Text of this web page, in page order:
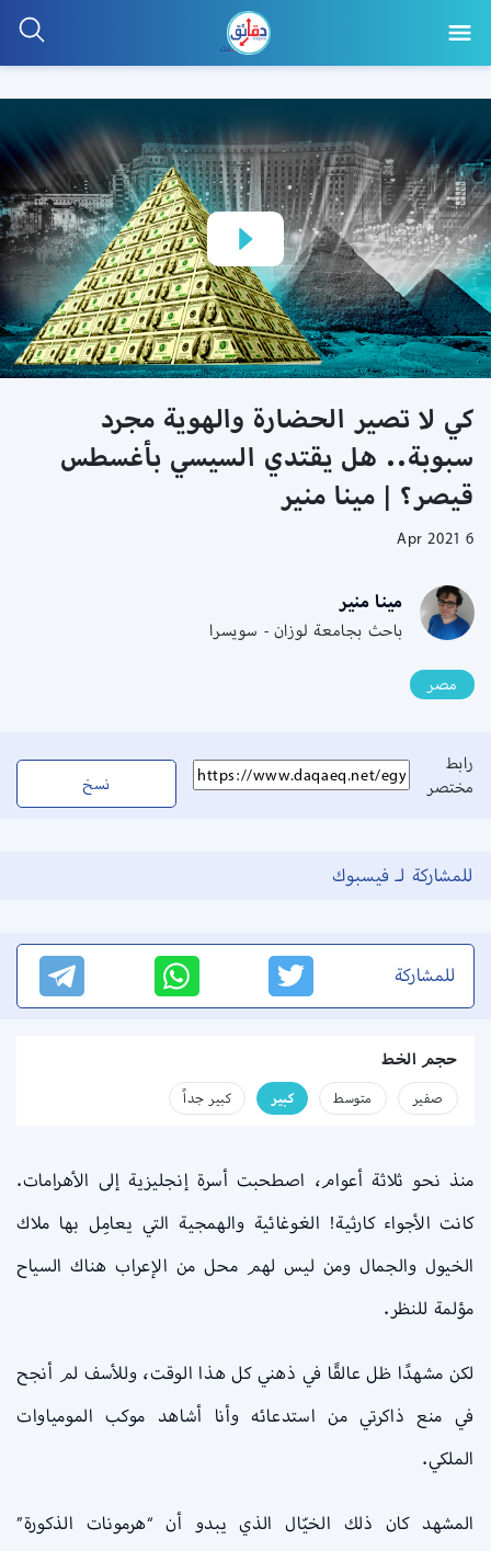
كي لا تصير الحضارة والهوية مجرد
سبوبة.. هل يقتدي السيسي بأغسطس
قيصر؟ | مينا منير
6 Apr 2021
مينا منير
باحث بجامعة لوزان - سويسرا
مصر
رابط
مختصر
نسخ
للمشاركة لـ فيسبوك
للمشاركة
حجم الخط
صفير متوسط كبير كبير جداً
منذ نحو ثلاثة أعوام، اصطحبت أسرة إنجليزية إلى الأهرامات.
كانت الأجواء كارثية! الغوغائية والهمجية التي يعامِل بها ملاك
الخيول والجمال ومن ليس لهم محل من الإعراب هناك السياح
مؤلمة للنظر.
لكن مشهدًا ظل عالقًا في ذهني كل هذا الوقت، وللأسف لم أنجح
في منع ذاكرتي من استدعائه وأنا أشاهد موكب المومياوات
الملكي.
المشهد كان ذلك الخيّال الذي يبدو أن “هرمونات الذكورة”